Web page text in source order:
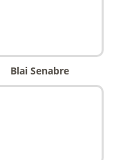
Blai Senabre